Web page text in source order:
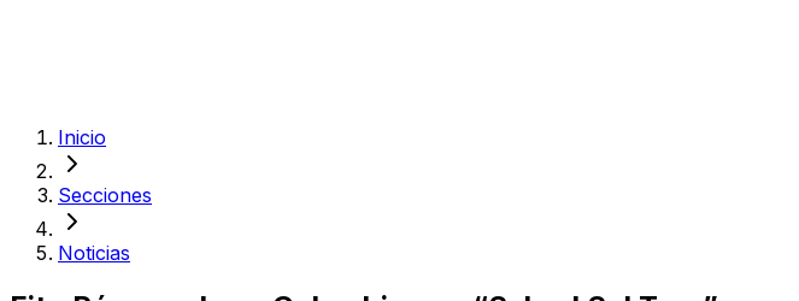
Inicio
Secciones
Noticias